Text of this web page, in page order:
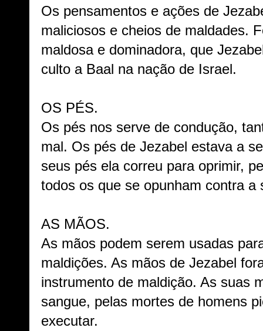
Os pensamentos e ações de
maliciosos e cheios de maldades.
maldosa e dominadora, que
culto a Baal na nação de Israel.
OS PÉS.
Os pés nos serve de condução,
mal. Os pés de Jezabel estava a
seus pés ela correu para oprimir,
todos os que se opunham contra a
AS MÃOS.
As mãos podem serem usadas
maldições. As mãos de Jezabel
instrumento de maldição. As suas
sangue, pelas mortes de homens
executar.